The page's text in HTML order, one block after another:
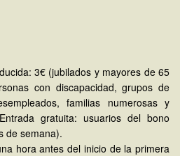
3€ (jubilados y mayores de 65
con discapacidad, grupos de
familias numerosas y
gratuita: usuarios del bono
de semana).
hora antes del inicio de la primera